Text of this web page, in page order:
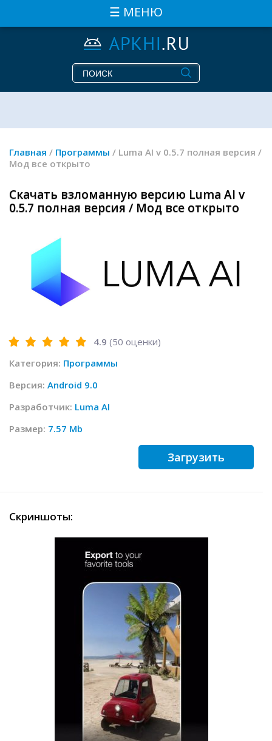
☰ МЕНЮ
Главная / Программы / Luma AI v 0.5.7 полная версия /
Мод все открыто
Скачать взломанную версию Luma AI v
0.5.7 полная версия / Мод все открыто
4.9 (50 оценки)
Категория: Программы
Версия: Android 9.0
Разработчик: Luma AI
Размер: 7.57 Mb
Загрузить
Скриншоты: